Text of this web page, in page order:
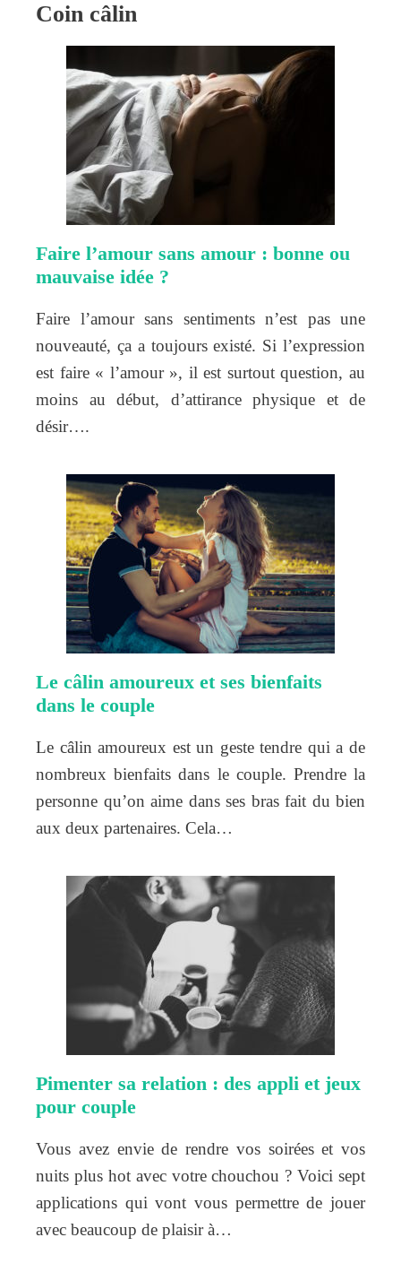
Coin câlin
Faire l’amour sans amour : bonne ou
mauvaise idée ?
Faire l’amour sans sentiments n’est pas une
nouveauté, ça a toujours existé. Si l’expression
est faire « l’amour », il est surtout question, au
moins au début, d’attirance physique et de
désir….
Le câlin amoureux et ses bienfaits
dans le couple
Le câlin amoureux est un geste tendre qui a de
nombreux bienfaits dans le couple. Prendre la
personne qu’on aime dans ses bras fait du bien
aux deux partenaires. Cela…
Pimenter sa relation : des appli et jeux
pour couple
Vous avez envie de rendre vos soirées et vos
nuits plus hot avec votre chouchou ? Voici sept
applications qui vont vous permettre de jouer
avec beaucoup de plaisir à…